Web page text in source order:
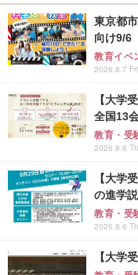
東京都
向け9/6
教育イベ
2026.8.7
【大学
全国13
教育・受
2026.8.6
【大学
の進学
教育・受
2026.8.6
【大学